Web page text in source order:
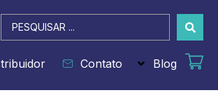
Pesquisar
...
Contato Blog